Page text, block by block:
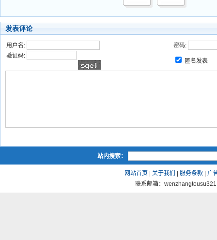
发表评论
用户名:
密码:
验证码:
匿名发表
站内搜索：
网站首页 关于我们 服务条款
广
联系邮箱：